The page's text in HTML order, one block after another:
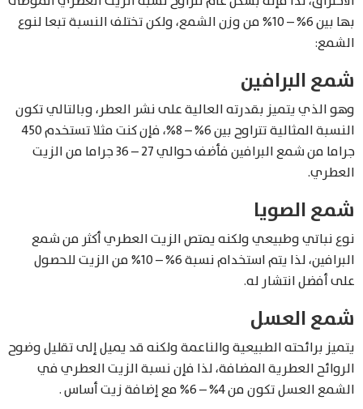
بها بين 6% – 10% من وزن الشمع، ولكن تختلف النسبة تبعا لنوع
الشمع:
شمع البرافين
وهو الذي يتميز بقدرته العالية على نشر العطر، وبالتالي تكون
النسبة المثالية تتراوح بين 6% – 8%، فإن كنت مثلا تستخدم 450
جراما من شمع البرافين فأضف حوالي 27 – 36 جراما من الزيت
العطري.
شمع الصويا
نوع نباتي وطبيعي ولكنه يمتص الزيت العطري أكثر من شمع
البرافين، لذا يتم استخدام نسبة 6% – 10% من الزيت للحصول
على أفضل انتشار له.
شمع العسل
يتميز برائحته الطبيعية والناعمة ولكنه قد يميل إلى تقليل وضوح
الروائح العطرية المضافة، لذا فإن نسبة الزيت العطري في
الشمع العسل تكون من 4% – 6% مع إضافة زيت أساس .